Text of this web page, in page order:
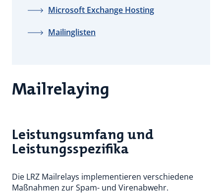
Microsoft Exchange Hosting
Mailinglisten
Mailrelaying
Leistungsumfang und
Leistungsspezifika
Die LRZ Mailrelays implementieren verschiedene
Maßnahmen zur Spam- und Virenabwehr.